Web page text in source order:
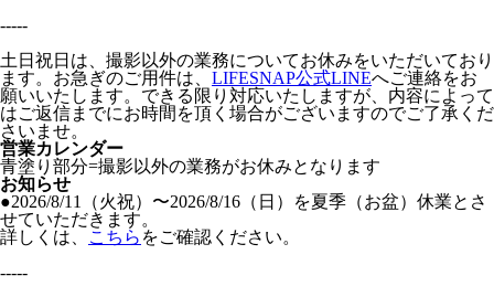
-----
土日祝日は、撮影以外の業務についてお休みをいただいており
ます。お急ぎのご用件は、 LIFESNAP公式LINEへご連絡をお
願いいたします。できる限り対応いたしますが、内容によって
はご返信までにお時間を頂く場合がございますのでご了承くだ
さいませ。
営業カレンダー
青塗り 部分=撮影以外の業務がお休みとなります
お知らせ
●2026/8/11（火祝）〜2026/8/16（日）を夏季（お盆）休業とさ
せていただきます。
詳しくは、
こちら をご確認ください。
-----